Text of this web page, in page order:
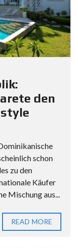
den
schon
zu den
Käufer
Mischung aus...
READ MORE